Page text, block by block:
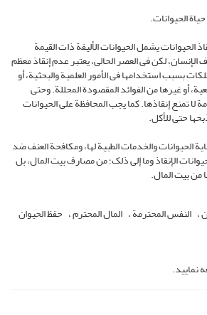
الحیوانات.
الحیوانات یشمل الحیوانات الألیفة ذات القیمة
لکن فی العصر الحالی، یعتبر عدم إنقاذ معظم
بسبب استخدامها فی الأمور العلمیة والبحثیة، أو
أو غیرها من الفوائد المقصودة المحللة. وحتى
لا تمنع إنقاذها. کما یجب المحافظة على الحیوانات
حتى للأکل.
الحیوانات والخدمات الطبیة لها، ومکافحة العنف ضد
الإنقاذ وما إلى ذلک؛ من مصارف بیت المال، بل
من بیت المال.
النفس المحترمة المال المحترم حفظ الحیوان
نمایید.